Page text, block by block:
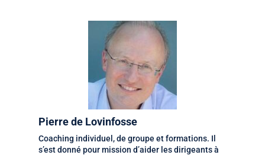
Pierre de Lovinfosse
Coaching individuel, de groupe et formations. Il
s’est donné pour mission d’aider les dirigeants à